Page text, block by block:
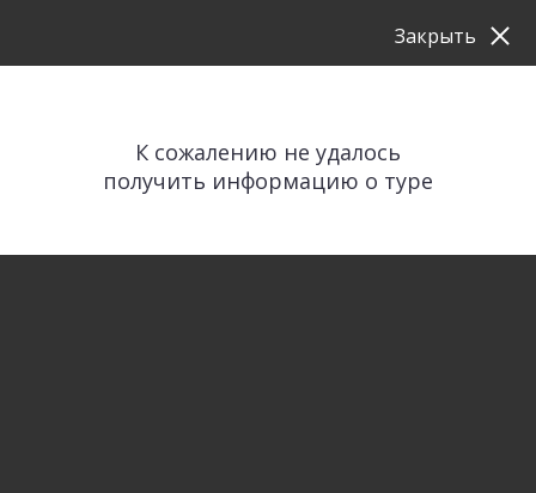
К сожалению не удалось
получить информацию о туре
Закрыть